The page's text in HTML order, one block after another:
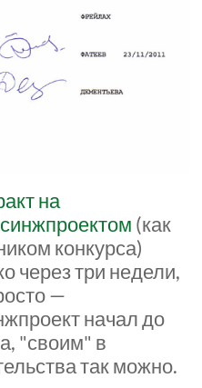
на
(как
конкурса)
через три недели,
—
начал до
"своим" в
так можно.